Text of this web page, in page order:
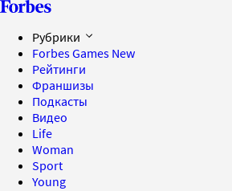
Рубрики
Forbes Games New
Рейтинги
Франшизы
Подкасты
Видео
Life
Woman
Sport
Young